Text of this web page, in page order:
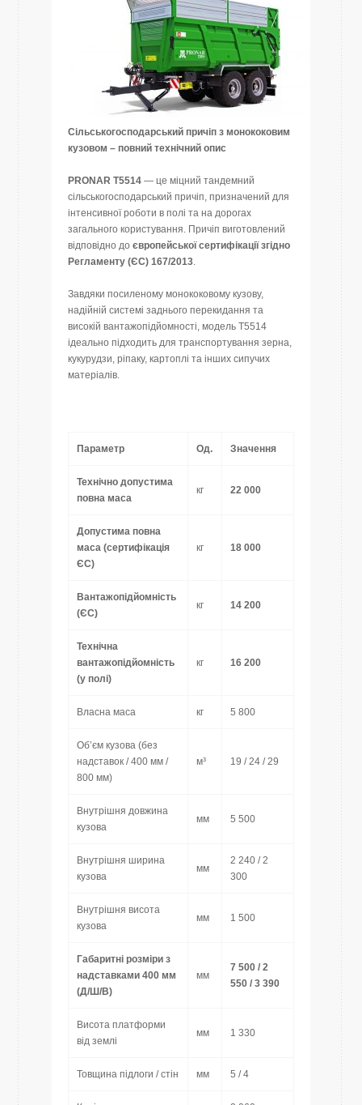
Сільськогосподарський причіп з монококовим
кузовом – повний технічний опис
PRONAR T5514 — це міцний тандемний
сільськогосподарський причіп, призначений для
інтенсивної роботи в полі та на дорогах
загального користування. Причіп виготовлений
відповідно до європейської сертифікації згідно
Регламенту (ЄС) 167/2013.
Завдяки посиленому монококовому кузову,
надійній системі заднього перекидання та
високій вантажопідйомності, модель T5514
ідеально підходить для транспортування зерна,
кукурудзи, ріпаку, картоплі та інших сипучих
матеріалів.
Параметр Од. Значення
Технічно допустима
повна маса
кг 22 000
Допустима повна
маса (сертифікація
ЄС)
кг 18 000
Вантажопідйомність
(ЄС)
кг 14 200
Технічна
вантажопідйомність
(у полі)
кг 16 200
Власна маса кг 5 800
Об’єм кузова (без
надставок / 400 мм /
800 мм)
м³ 19 / 24 / 29
Внутрішня довжина
кузова
мм 5 500
Внутрішня ширина
кузова
мм
2 240 / 2
300
Внутрішня висота
кузова
мм 1 500
Габаритні розміри з
надставками 400 мм
(Д/Ш/В)
мм
7 500 / 2
550 / 3 390
Висота платформи
від землі
мм 1 330
Товщина підлоги / стін мм 5 / 4